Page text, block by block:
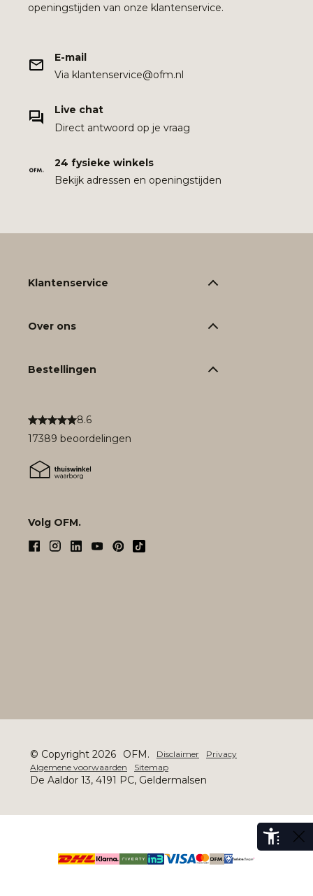
openingstijden van onze klantenservice.
E-mail
Via klantenservice@ofm.nl
Live chat
Direct antwoord op je vraag
24 fysieke winkels
Bekijk adressen en openingstijden
8.6
17389 beoordelingen
Volg OFM.
Klantenservice
Over ons
Bestellingen
© Copyright 2026 OFM. Disclaimer
Privacy
Algemene voorwaarden
Sitemap
De Aaldor 13, 4191 PC, Geldermalsen